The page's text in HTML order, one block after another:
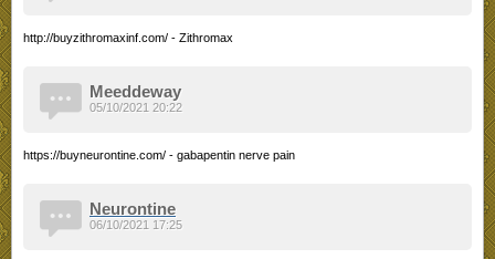
http://buyzithromaxinf.com/ - Zithromax
Meeddeway
https://buyneurontine.com/ - gabapentin nerve pain
05/10/2021 20:22
Neurontine
06/10/2021 17:25